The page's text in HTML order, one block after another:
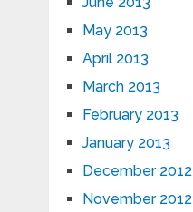
May 2013
April 2013
March 2013
February 2013
January 2013
December 2012
November 2012